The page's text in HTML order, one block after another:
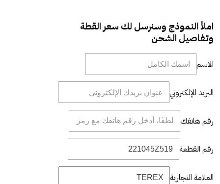
املأ النموذج وسنرسل لك سعر القطة
وتفاصيل الشحن
الاسم
البريد الإلكتروني
رقم هاتفك
رقم القطعة
العلامة التجارية